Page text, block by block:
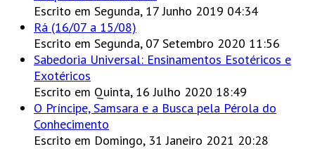
Escrito em Segunda, 17 Junho 2019 04:34
Rá (16/07 a 15/08)
Escrito em Segunda, 07 Setembro 2020 11:56
Sabedoria Universal: Ensinamentos Esotéricos e
Exotéricos
Escrito em Quinta, 16 Julho 2020 18:49
O Príncipe, Samsara e a Busca pela Pérola do
Conhecimento
Escrito em Domingo, 31 Janeiro 2021 20:28